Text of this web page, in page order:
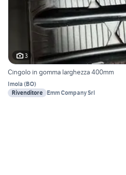
3
Cingolo in gomma larghezza 400mm
Imola (BO)
Rivenditore Emm Company Srl